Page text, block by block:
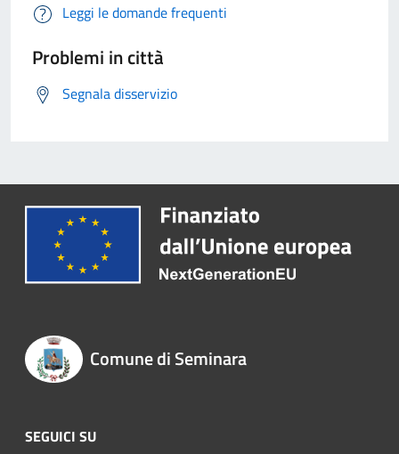
Leggi le domande frequenti
Problemi in città
Segnala disservizio
Comune di Seminara
SEGUICI SU